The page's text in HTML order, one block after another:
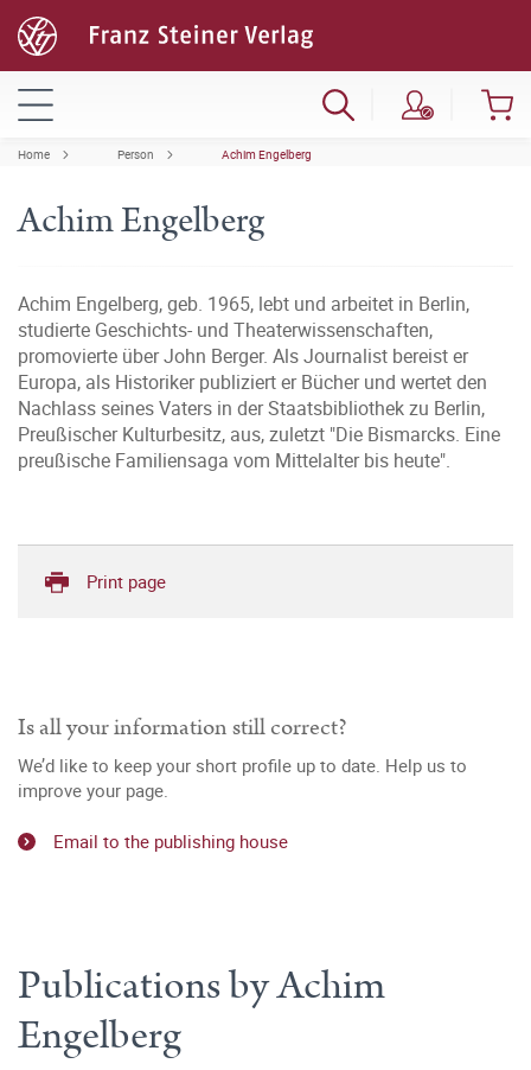
Home Person Achim Engelberg
Achim Engelberg
Achim Engelberg, geb. 1965, lebt und arbeitet in Berlin,
studierte Geschichts- und Theaterwissenschaften,
promovierte über John Berger. Als Journalist bereist er
Europa, als Historiker publiziert er Bücher und wertet den
Nachlass seines Vaters in der Staatsbibliothek zu Berlin,
Preußischer Kulturbesitz, aus, zuletzt "Die Bismarcks. Eine
preußische Familiensaga vom Mittelalter bis heute".
Print page
Is all your information still correct?
We’d like to keep your short profile up to date. Help us to
improve your page.
Email to the publishing house
Publications by Achim
Engelberg